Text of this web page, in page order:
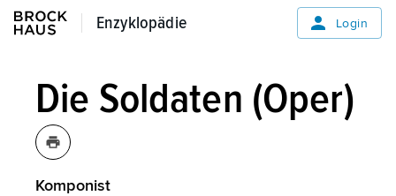
Enzyklopädie
Enzyklopädie Login
Die Soldaten (Oper)
Komponist